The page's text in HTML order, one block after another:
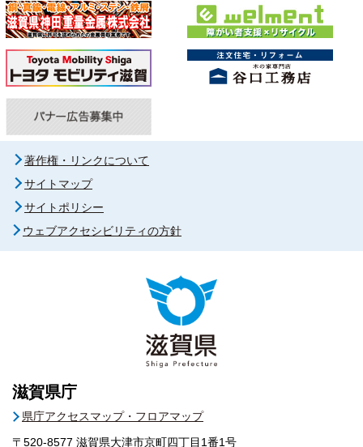
著作権・リンクについて
サイトマップ
サイトポリシー
ウェブアクセシビリティの方針
滋賀県庁
県庁アクセスマップ・フロアマップ
〒520-8577 滋賀県大津市京町四丁目1番1号